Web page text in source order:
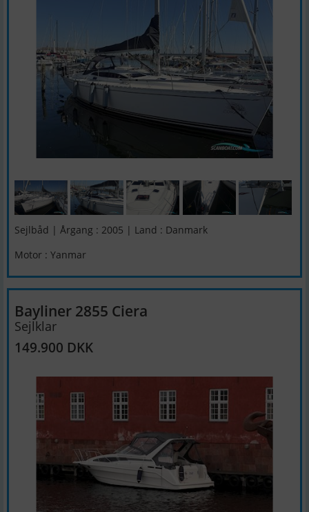
Sejlbåd | Årgang : 2005 | Land : Danmark
Motor : Yanmar
Bayliner 2855 Ciera
Sejlklar
149.900 DKK